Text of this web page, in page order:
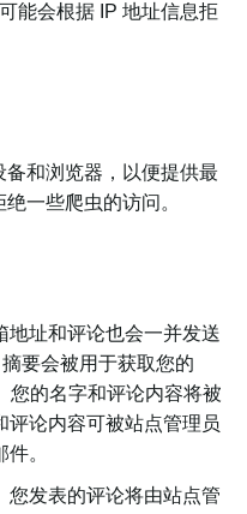
能会根据 IP 地址信息拒
和浏览器，以便提供最
一些爬虫的访问。
地址和评论也会一并发送
要会被用于获取您的
您的名字和评论内容将被
评论内容可被站点管理员
。
您发表的评论将由站点管